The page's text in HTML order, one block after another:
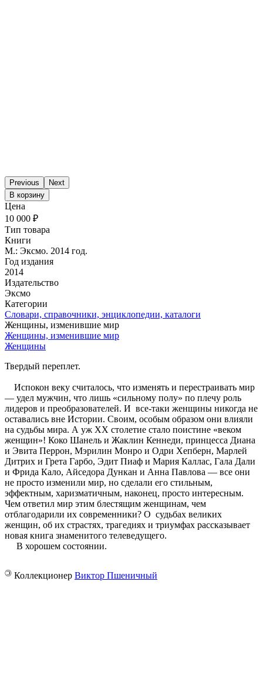
Previous
Next
В корзину
Цена
10 000 ₽
Тип товара
Книги
М.: Эксмо. 2014 год.
Год издания
2014
Издательство
Эксмо
Категории
Словари, справочники, энциклопедии, каталоги
Женщины, изменившие мир
Женщины, изменившие мир
Женщины
Твердый переплет.
Испокон веку считалось, что изменять и перестраивать мир
— удел мужчин, что лишь «сильному полу» по плечу роль
лидеров и преобразователей. И все-таки женщины никогда не
оставались вне Истории. Своим, особым образом они влияли
на судьбы мира. А уж XX столетие стало поистине «веком
женщин»! Коко Шанель и Жаклин Кеннеди, принцесса Диана
и Эвита Перрон, Мэрилин Монро и Одри Хепберн, Марлей
Дитрих и Грета Гарбо, Эдит Пиаф и Мария Каллас, Гала Дали
и Фрида Кало, Айседора Дункан и Анна Павлова — все они
не просто изменили мир, но сделали его стильным,
эффектным, харизматичным, наконец, просто интересным.
Чем ответил мир этим блестящим женщинам, чем
отблагодарили их современники? О судьбах великих
женщин, об их страстях, трагедиях и триумфах рассказывает
новая книга знаменитого телеведущего.
В хорошем состоянии.
© Коллекционер Виктор Пшеничный